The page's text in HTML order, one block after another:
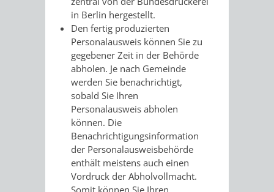
SULZBACH
AMTLICHE
BEKANNTMACHUNGEN
WAHLEN
/
STÄDTISCHE
in Berlin hergestellt.
Den fertig produzierten
Personalausweis können Sie zu
gegebener Zeit in der Behörde
abholen. Je nach Gemeinde
werden Sie benachrichtigt,
sobald Sie Ihren
Personalausweis abholen
können. Die
Benachrichtigungsinformation
der Personalausweisbehörde
enthält meistens auch einen
Vordruck der Abholvollmacht.
Somit können Sie Ihren